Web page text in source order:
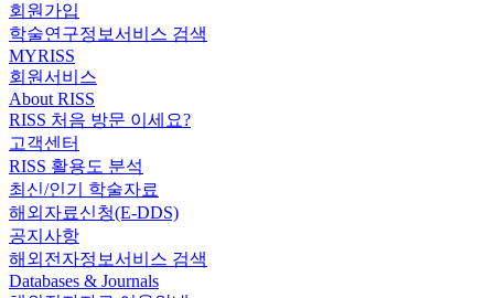
회원가입
학술연구정보서비스 검색
MYRISS
회원서비스
About RISS
RISS 처음 방문 이세요?
고객센터
RISS 활용도 분석
최신/인기 학술자료
해외자료신청(E-DDS)
공지사항
해외전자정보서비스 검색
Databases & Journals